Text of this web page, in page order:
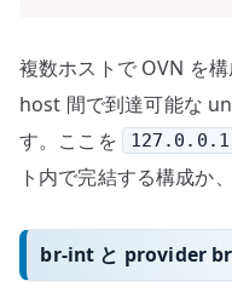
複数ホストで OVN を構
host 間で到達可能な
す。ここを
127.0.0.1
ト内で完結する構成か
br-int と provider